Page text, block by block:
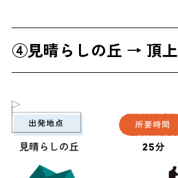
④見晴らしの丘 → 頂上